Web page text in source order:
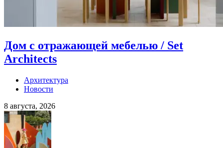
Дом с отражающей мебелью / Set
Architects
Архитектура
Новости
8 августа, 2026